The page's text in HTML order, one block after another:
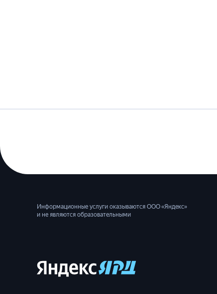
Информационные услуги оказываются ООО «Яндекс»
и не являются образовательными